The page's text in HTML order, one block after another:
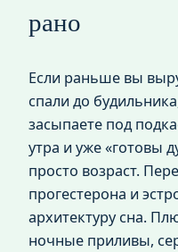
рано
Если раньше вы
спали до
засыпаете под
утра и уже «готовы
просто возраст.
прогестерона и
архитектуру сна.
ночные приливы,